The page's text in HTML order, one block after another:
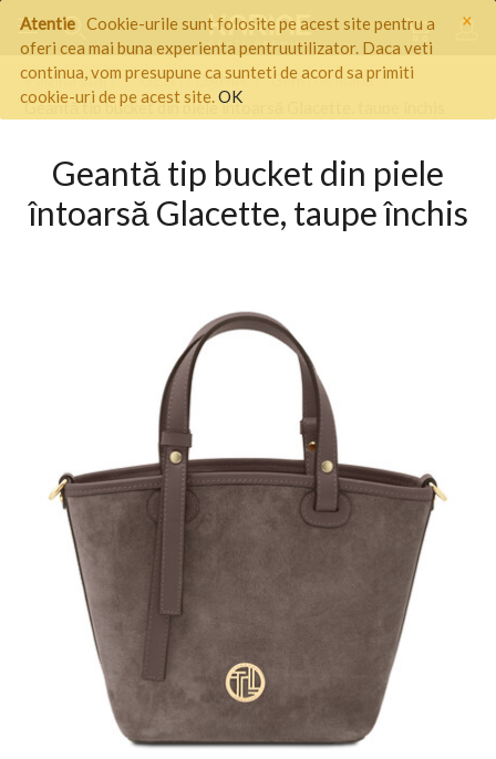
×
Atentie Cookie-urile sunt folosite pe acest site pentru a
oferi cea mai buna experienta pentruutilizator. Daca veti
continua, vom presupune ca sunteti de acord sa primiti
cookie-uri de pe acest site.OK
Pagina start / GENTI DAMA / Genti de mana /
Geantă tip bucket din piele întoarsă Glacette, taupe închis
Geantă tip bucket din piele
întoarsă Glacette, taupe închis